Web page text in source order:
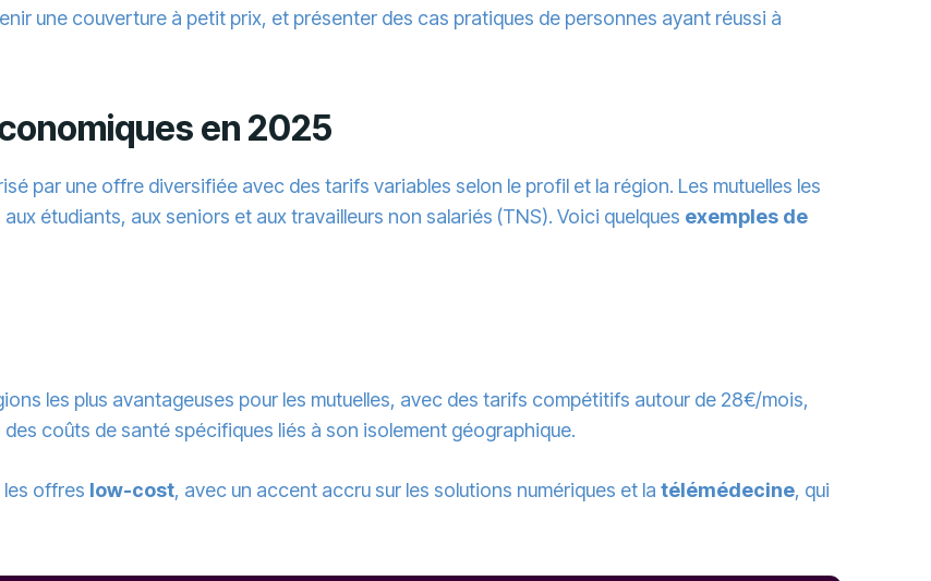
une couverture à petit prix, et présenter des cas pratiques de personnes ayant réussi à
en 2025
par une offre diversifiée avec des tarifs variables selon le profil et la région. Les mutuelles les
étudiants, aux seniors et aux travailleurs non salariés (TNS). Voici quelques exemples de
les plus avantageuses pour les mutuelles, avec des tarifs compétitifs autour de 28€/mois,
coûts de santé spécifiques liés à son isolement géographique.
les offres low-cost, avec un accent accru sur les solutions numériques et la télémédecine, qui